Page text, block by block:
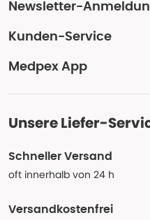
Newsletter-
Kunden-Service
Medpex App
Unsere Liefer-
Schneller Versand
oft innerhalb von 24 h
Versandkostenfrei